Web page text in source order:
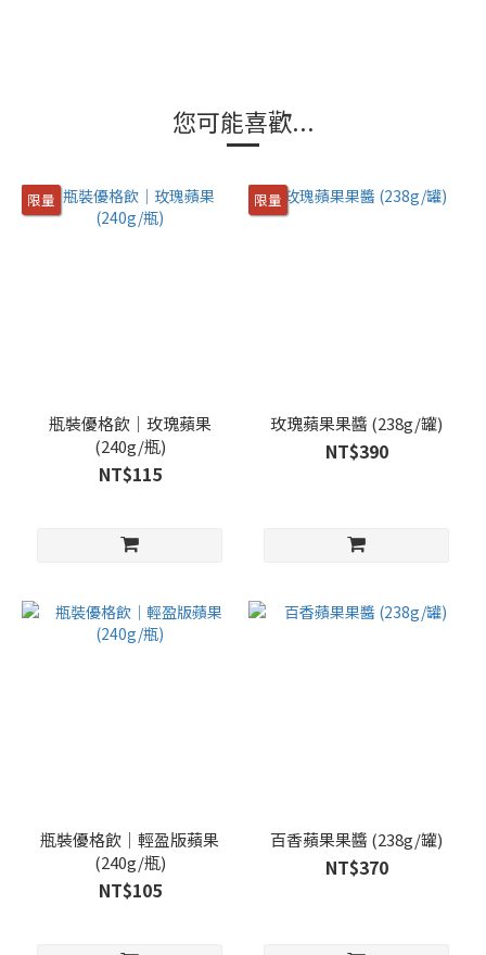
您可能喜歡...
限量
瓶裝優格飲｜玫瑰蘋果
(240g/瓶)
NT$115
限量
玫瑰蘋果果醬 (238g/罐)
NT$390
瓶裝優格飲｜輕盈版蘋果
(240g/瓶)
NT$105
百香蘋果果醬 (238g/罐)
NT$370